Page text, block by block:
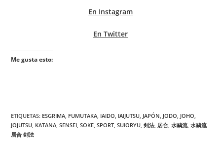
En Instagram
En Twitter
Me gusta esto:
ETIQUETAS: ESGRIMA FUMUTAKA IAIDO IAIJUTSU JAPÓN JODO JOHO
JOJUTSU KATANA SENSEI SOKE SPORT SUIORYU 剣法 居合 水鷗流 水鷗流
居合 剣法